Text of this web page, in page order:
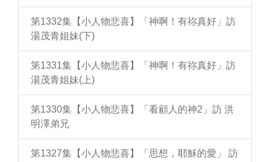
第1332集【小人物悲喜】「神啊！有祢真好」訪
湯茂青姐妹(下)
第1331集【小人物悲喜】「神啊！有祢真好」訪
湯茂青姐妹(上)
第1330集【小人物悲喜】「看顧人的神2」訪 洪
明澤弟兄
第1327集【小人物悲喜】「思想，耶穌的愛」 訪